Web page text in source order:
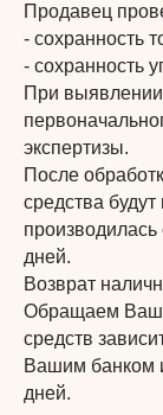
Продавец
- сохранность
- сохранность
При
экспертизы.
После
средства
производилась
дней.
Возврат
Обращаем
средств
Вашим банком
дней.